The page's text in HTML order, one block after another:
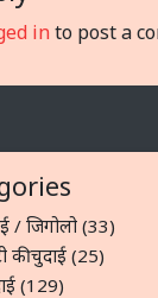
in to post a
/ जिगोलो (33)
की चुदाई (25)
(129)